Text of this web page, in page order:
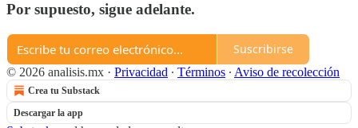
Por supuesto, sigue adelante.
Suscribirse
© 2026 analisis.mx · Privacidad ∙ Términos ∙ Aviso de recolección
Crea tu Substack
Descargar la app